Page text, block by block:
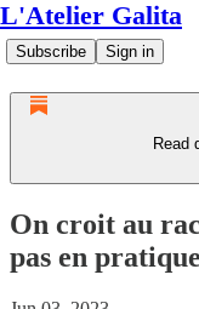
L'Atelier Galita
Subscribe Sign in
Read
On croit au
pas en pratique